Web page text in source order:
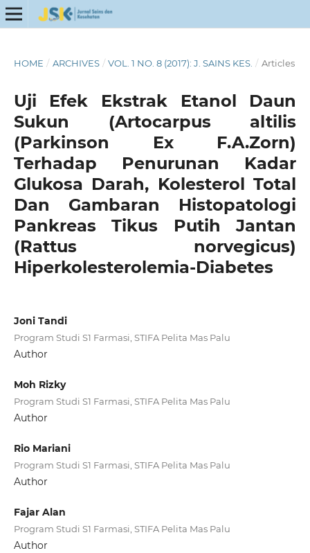
HOME / ARCHIVES / VOL. 1 NO. 8 (2017): J. SAINS KES. / Articles
Uji Efek Ekstrak Etanol Daun
Sukun (Artocarpus altilis
(Parkinson Ex F.A.Zorn)
Terhadap Penurunan Kadar
Glukosa Darah, Kolesterol Total
Dan Gambaran Histopatologi
Pankreas Tikus Putih Jantan
(Rattus norvegicus)
Hiperkolesterolemia-Diabetes
Joni Tandi
Program Studi S1 Farmasi, STIFA Pelita Mas Palu
Author
Moh Rizky
Program Studi S1 Farmasi, STIFA Pelita Mas Palu
Author
Rio Mariani
Program Studi S1 Farmasi, STIFA Pelita Mas Palu
Author
Fajar Alan
Program Studi S1 Farmasi, STIFA Pelita Mas Palu
Author